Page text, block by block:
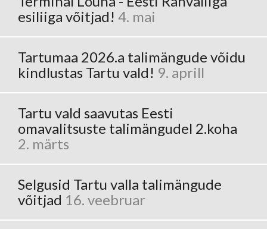
esiliiga võitjad! 4. mai
Tartumaa 2026.a talimängude võidu
kindlustas Tartu vald! 9. aprill
Tartu vald saavutas Eesti
omavalitsuste talimängudel 2.koha
2. märts
Selgusid Tartu valla talimängude
võitjad 16. veebruar